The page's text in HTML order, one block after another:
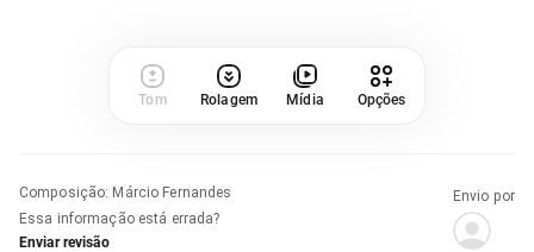
Tom Rolagem Mídia Opções
Composição: Márcio Fernandes
Essa informação está errada?
Enviar revisão
Envio por